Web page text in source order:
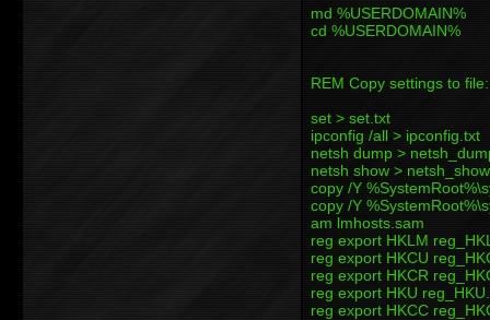
md %USERDOMAIN%
cd %USERDOMAIN%
REM Copy settings to file:
set > set.txt
ipconfig /all > ipconfig.txt
netsh dump >
netsh show >
copy /Y
copy /Y
am lmhosts.sam
reg export HKLM
reg export HKCU
reg export HKCR
reg export HKU
reg export HKCC